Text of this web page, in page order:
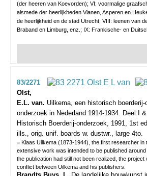
(der heeren van Koevorden); VI: voormalige
alsmede der heerlijkheden Vianen, Asperen en
de heerlijkheid en de stad Utrecht; VIII: leenen van
Braband en Limburg, enz.; IX: Frankische- en
83/2271
Olst,
E.L. van. Uilkema, een historisch
onderzoek in Nederland 1914-1934. Deel I
Historisch Boerderij-onderzoek, 1991, 1st
ills., orig. unif. boards w. dustwr., large 4to.
= Klaas Uilkema (1873-1944), the first researcher in
extensive work was intended to be published
the publication had still not been realized, the
conflict between Uilkema and his publishers.